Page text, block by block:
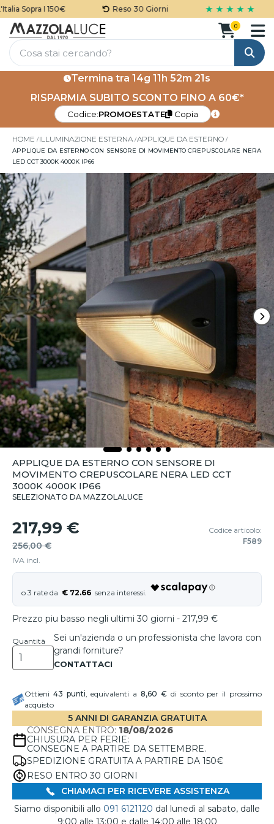
Sopra I 150€ Reso 30 Giorni ★ ★ ★ ★ ★
Cerca
0
Termina tra 14g 11h 52m 21s
RISPARMIA SUBITO SCONTO FINO A 60€*
Codice:PROMOESTATE Copia
HOME ILLUMINAZIONE ESTERNA APPLIQUE DA ESTERNO
APPLIQUE DA ESTERNO CON SENSORE DI MOVIMENTO CREPUSCOLARE NERA
LED CCT 3000K 4000K IP66
APPLIQUE DA ESTERNO CON SENSORE DI
MOVIMENTO CREPUSCOLARE NERA LED CCT
3000K 4000K IP66
SELEZIONATO DA MAZZOLALUCE
217,99 €
256,00 €
IVA incl.
Codice articolo:
F589
€ 72.66
Prezzo piu basso negli ultimi 30 giorni - 217,99 €
Quantità
Sei un'azienda o un professionista che lavora con
grandi forniture?
Ottieni 43 punti, equivalenti a8,60 €di sconto per il prossimo
acquisto
5 ANNI DI GARANZIA GRATUITA
CONSEGNA ENTRO: 18/08/2026
CHIUSURA PER FERIE:
CONSEGNE A PARTIRE DA SETTEMBRE.
SPEDIZIONE GRATUITA A PARTIRE DA 150€
RESO ENTRO 30 GIORNI
CHIAMACI PER RICEVERE ASSISTENZA
Siamo disponibili allo 091 6121120 dal lunedì al sabato, dalle
9:00 alle 13:00 e dalle 14:00 alle 18:00